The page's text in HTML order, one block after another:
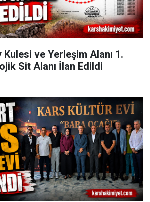
ve Yerleşim Alanı 1.
Sit Alanı İlan Edildi